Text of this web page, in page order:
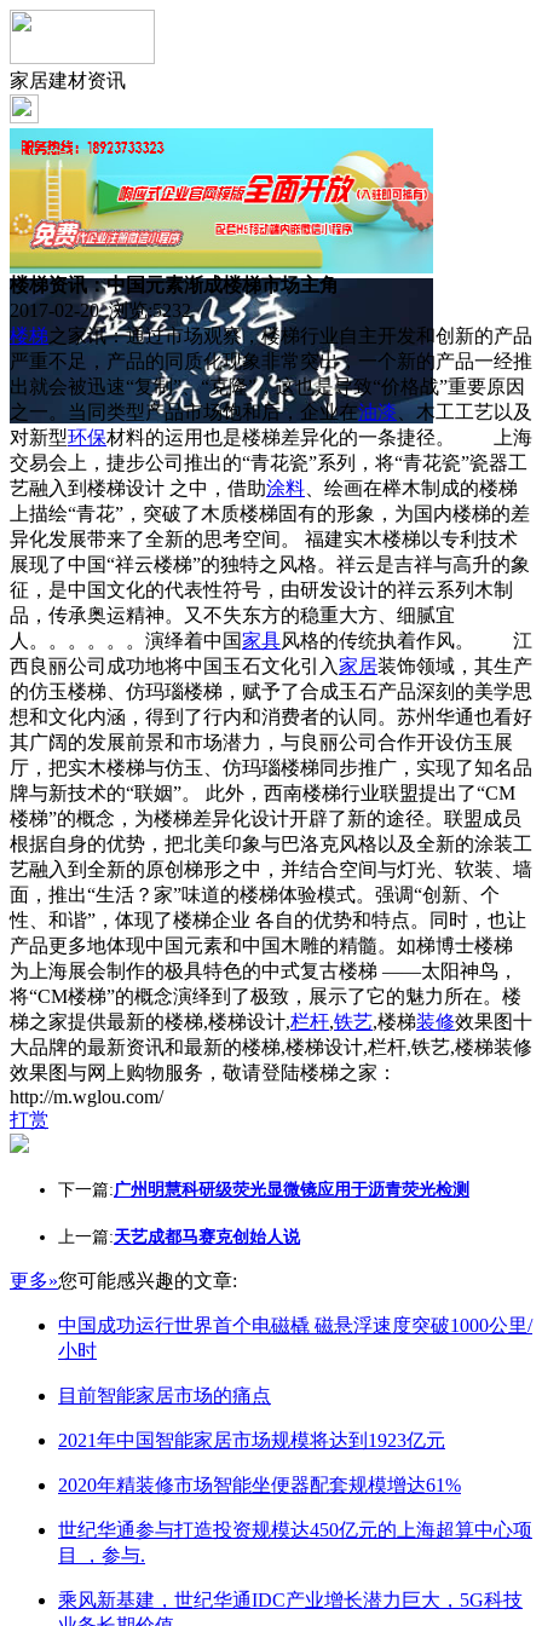
家居建材资讯
楼梯资讯：中国元素渐成楼梯市场主角
2017-02-20 浏览:5232
楼梯之家讯：通过市场观察，楼梯行业自主开发和创新的产品
严重不足，产品的同质化现象非常突出，一个新的产品一经推
出就会被迅速“复制”、“克隆”，这也是导致“价格战”重要原因
之一。当同类型产品市场饱和后，企业在油漆 、木工工艺以及
对新型环保材料的运用也是楼梯差异化的一条捷径。 上海
交易会上，捷步公司推出的“青花瓷”系列，将“青花瓷”瓷器工
艺融入到楼梯设计 之中，借助涂料 、绘画在榉木制成的楼梯
上描绘“青花”，突破了木质楼梯固有的形象，为国内楼梯的差
异化发展带来了全新的思考空间。 福建实木楼梯以专利技术
展现了中国“祥云楼梯”的独特之风格。祥云是吉祥与高升的象
征，是中国文化的代表性符号，由研发设计的祥云系列木制
品，传承奥运精神。又不失东方的稳重大方、细腻宜
人。。。。。。演绎着中国家具风格的传统执着作风。 江
西良丽公司成功地将中国玉石文化引入家居装饰领域，其生产
的仿玉楼梯、仿玛瑙楼梯，赋予了合成玉石产品深刻的美学思
想和文化内涵，得到了行内和消费者的认同。苏州华通也看好
其广阔的发展前景和市场潜力，与良丽公司合作开设仿玉展
厅，把实木楼梯与仿玉、仿玛瑙楼梯同步推广，实现了知名品
牌与新技术的“联姻”。 此外，西南楼梯行业联盟提出了“CM
楼梯”的概念，为楼梯差异化设计开辟了新的途径。联盟成员
根据自身的优势，把北美印象与巴洛克风格以及全新的涂装工
艺融入到全新的原创梯形之中，并结合空间与灯光、软装、墙
面，推出“生活？家”味道的楼梯体验模式。强调“创新、个
性、和谐”，体现了楼梯企业 各自的优势和特点。同时，也让
产品更多地体现中国元素和中国木雕的精髓。如梯博士楼梯
为上海展会制作的极具特色的中式复古楼梯 ——太阳神鸟，
将“CM楼梯”的概念演绎到了极致，展示了它的魅力所在。楼
梯之家提供最新的楼梯,楼梯设计,栏杆,铁艺,楼梯装修效果图十
大品牌的最新资讯和最新的楼梯,楼梯设计,栏杆,铁艺,楼梯装修
效果图与网上购物服务，敬请登陆楼梯之家：
http://m.wglou.com/
打赏
下一篇:广州明慧科研级荧光显微镜应用于沥青荧光检测
上一篇:天艺成都马赛克创始人说
更多»您可能感兴趣的文章:
中国成功运行世界首个电磁橇 磁悬浮速度突破1000公里/
小时
目前智能家居市场的痛点
2021年中国智能家居市场规模将达到1923亿元
2020年精装修市场智能坐便器配套规模增达61%
世纪华通参与打造投资规模达450亿元的上海超算中心项
目 ，参与.
乘风新基建，世纪华通IDC产业增长潜力巨大，5G科技